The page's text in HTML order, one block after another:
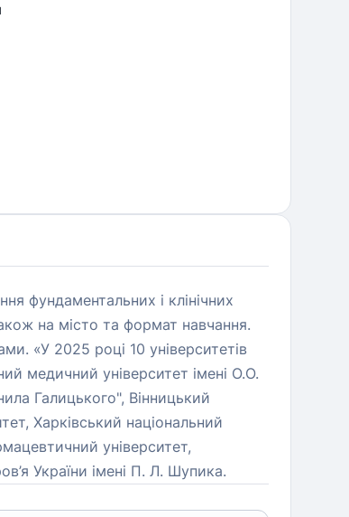
фундаментальних і клінічних
на місто та формат навчання.
«У 2025 році 10 університетів
медичний університет імені О.О.
Галицького", Вінницький
Харківський національний
університет,
України імені П. Л. Шупика.